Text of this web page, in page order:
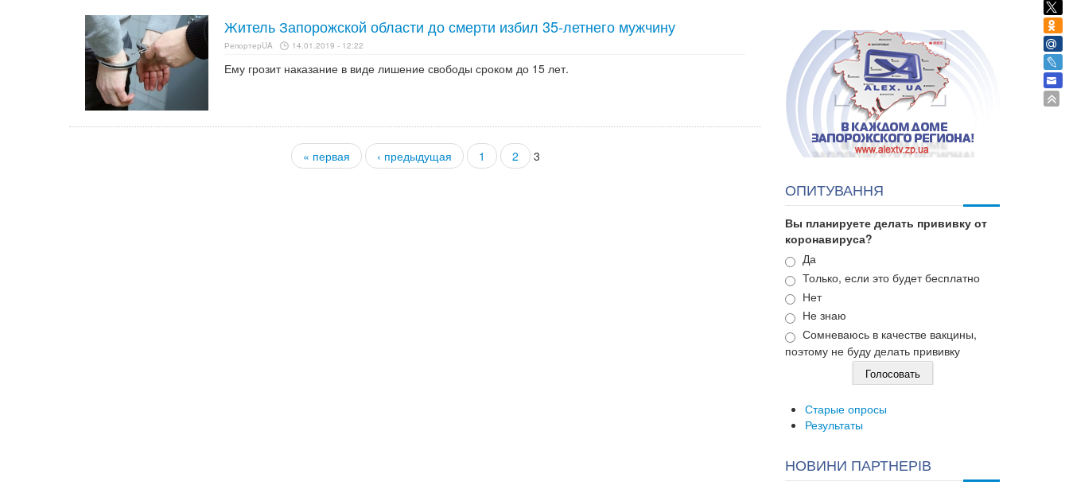
Житель Запорожской области до смерти избил 35-летнего мужчину
РепортерUA 14.01.2019 - 12:22
Ему грозит наказание в виде лишение свободы сроком до 15 лет.
« первая ‹ предыдущая 1 2 3
ОПИТУВАННЯ
Вы планируете делать прививку от
коронавируса?
Варианты
Да
Только, если это будет бесплатно
Нет
Не знаю
Сомневаюсь в качестве вакцины,
поэтому не буду делать прививку
Старые опросы
Результаты
НОВИНИ ПАРТНЕРІВ